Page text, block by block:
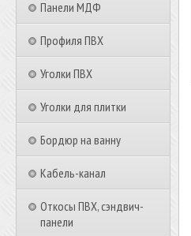
Панели МДФ
Профиля ПВХ
Уголки ПВХ
Уголки для плитки
Бордюр на ванну
Кабель-канал
Откосы ПВХ, сэндвич-
панели